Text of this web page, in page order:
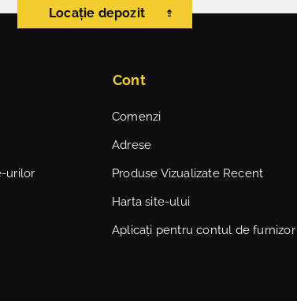
Locație depozit
urilor
Cont
Comenzi
Adrese
Produse Vizualizate Recent
Harta site-ului
Aplicați pentru contul de furnizor